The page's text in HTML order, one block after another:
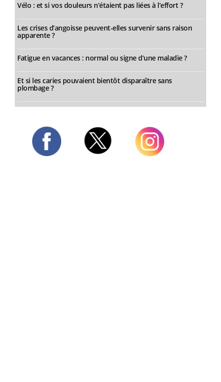
Vélo : et si vos douleurs n’étaient pas liées à l’effort ?
Les crises d’angoisse peuvent-elles survenir sans raison
apparente ?
Fatigue en vacances : normal ou signe d’une maladie ?
Et si les caries pouvaient bientôt disparaître sans
plombage ?